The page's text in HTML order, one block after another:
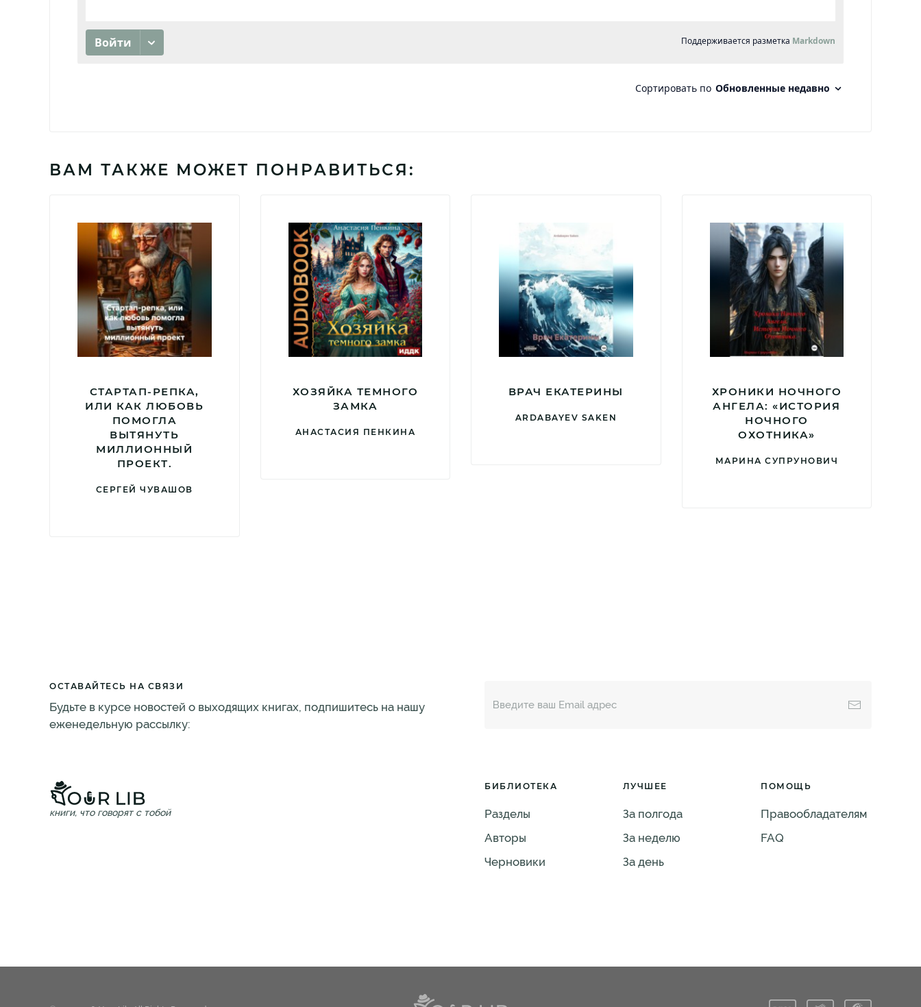
ВАМ ТАКЖЕ МОЖЕТ ПОНРАВИТЬСЯ:
СТАРТАП-РЕПКА,
ИЛИ КАК ЛЮБОВЬ
ПОМОГЛА
ВЫТЯНУТЬ
МИЛЛИОННЫЙ
ПРОЕКТ.
СЕРГЕЙ ЧУВАШОВ
ХОЗЯЙКА ТЕМНОГО
ЗАМКА
АНАСТАСИЯ ПЕНКИНА
ВРАЧ ЕКАТЕРИНЫ
ARDABAYEV SAKEN
ХРОНИКИ НОЧНОГО
АНГЕЛА: «ИСТОРИЯ
НОЧНОГО
ОХОТНИКА»
МАРИНА СУПРУНОВИЧ
ОСТАВАЙТЕСЬ НА СВЯЗИ
Будьте в курсе новостей о выходящих книгах, подпишитесь на нашу
еженедельную рассылку:
книги, что говорят с тобой
БИБЛИОТЕКА
Разделы
Авторы
Черновики
ЛУЧШЕЕ
За полгода
За неделю
За день
ПОМОЩЬ
Правообладателям
FAQ